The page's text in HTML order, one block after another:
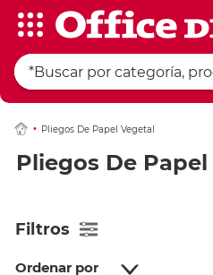
Pliegos De Papel Vegetal
Pliegos De
Filtros
Ordenar por